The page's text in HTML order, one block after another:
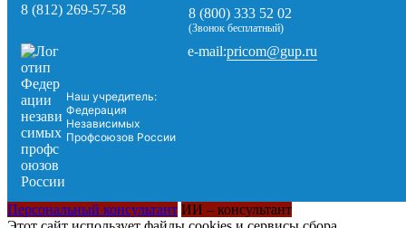
8 (812) 269-57-58
8 (800) 333 52 02
(Звонок бесплатный)
Наш учредитель:
Федерация
Независимых
Профсоюзов России
e-mail:pricom@gup.ru
Персональный консультант ИИ – консультант